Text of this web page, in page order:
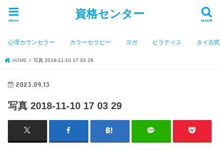
資格センター search
menu
心理カウンセラー カラーセラピー ヨガ ピラティス タイ古
HOME 写真 2018-11-10 17 03 29
2023.09.13
写真 2018-11-10 17 03 29